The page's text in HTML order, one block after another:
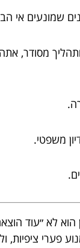
שמונעים אי
מסודר,
משפטי.
הוא לא ״עוד
פערי ציפיות,